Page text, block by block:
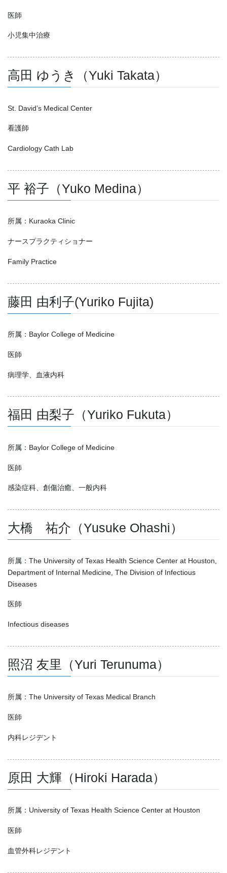
医師
小児集中治療
高田 ゆうき（Yuki Takata）
St. David’s Medical Center
看護師
Cardiology Cath Lab
平 裕子（Yuko Medina）
所属：Kuraoka Clinic
ナースプラクティショナー
Family Practice
藤田 由利子(Yuriko Fujita)
所属：Baylor College of Medicine
医師
病理学、血液内科
福田 由梨子（Yuriko Fukuta）
所属：Baylor College of Medicine
医師
感染症科、創傷治癒、一般内科
大橋 祐介（Yusuke Ohashi）
所属：The University of Texas Health Science Center at Houston,
Department of Internal Medicine, The Division of Infectious
Diseases
医師
Infectious diseases
照沼 友里（Yuri Terunuma）
所属：The University of Texas Medical Branch
医師
内科レジデント
原田 大輝（Hiroki Harada）
所属：University of Texas Health Science Center at Houston
医師
血管外科レジデント